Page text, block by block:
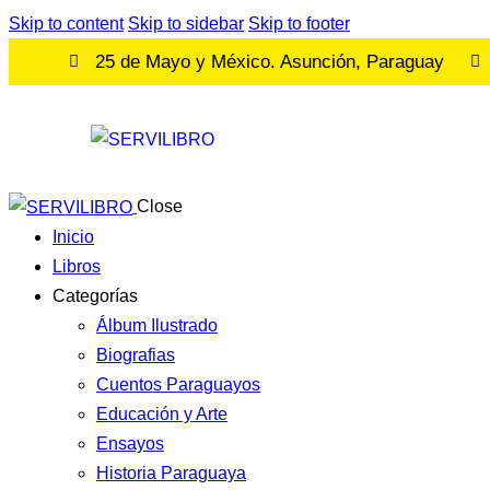
Skip to content Skip to sidebar Skip to footer
25 de Mayo y México. Asunción, Paraguay
Close
Inicio
Libros
Categorías
Álbum Ilustrado
Biografias
Cuentos Paraguayos
Educación y Arte
Ensayos
Historia Paraguaya